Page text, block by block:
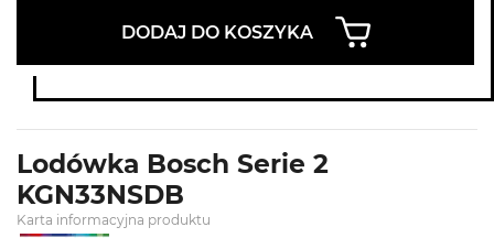
DODAJ DO KOSZYKA
Lodówka Bosch Serie 2
KGN33NSDB
Karta informacyjna produktu